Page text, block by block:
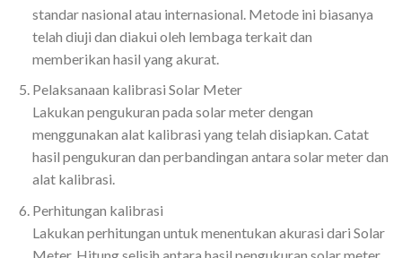
standar nasional atau internasional. Metode ini biasanya
telah diuji dan diakui oleh lembaga terkait dan
memberikan hasil yang akurat.
Pelaksanaan kalibrasi Solar Meter
Lakukan pengukuran pada solar meter dengan
menggunakan alat kalibrasi yang telah disiapkan. Catat
hasil pengukuran dan perbandingan antara solar meter dan
alat kalibrasi.
Perhitungan kalibrasi
Lakukan perhitungan untuk menentukan akurasi dari Solar